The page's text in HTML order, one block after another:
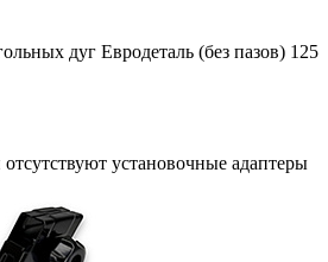
дуг Евродеталь (без пазов) 125
отсутствуют установочные адаптеры